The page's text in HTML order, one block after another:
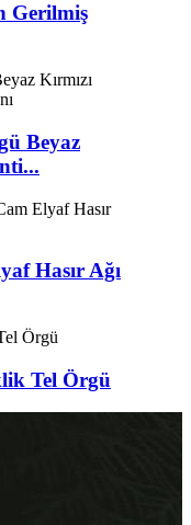
Gerilmiş
Beyaz
Hasır Ağı
Tel Örgü